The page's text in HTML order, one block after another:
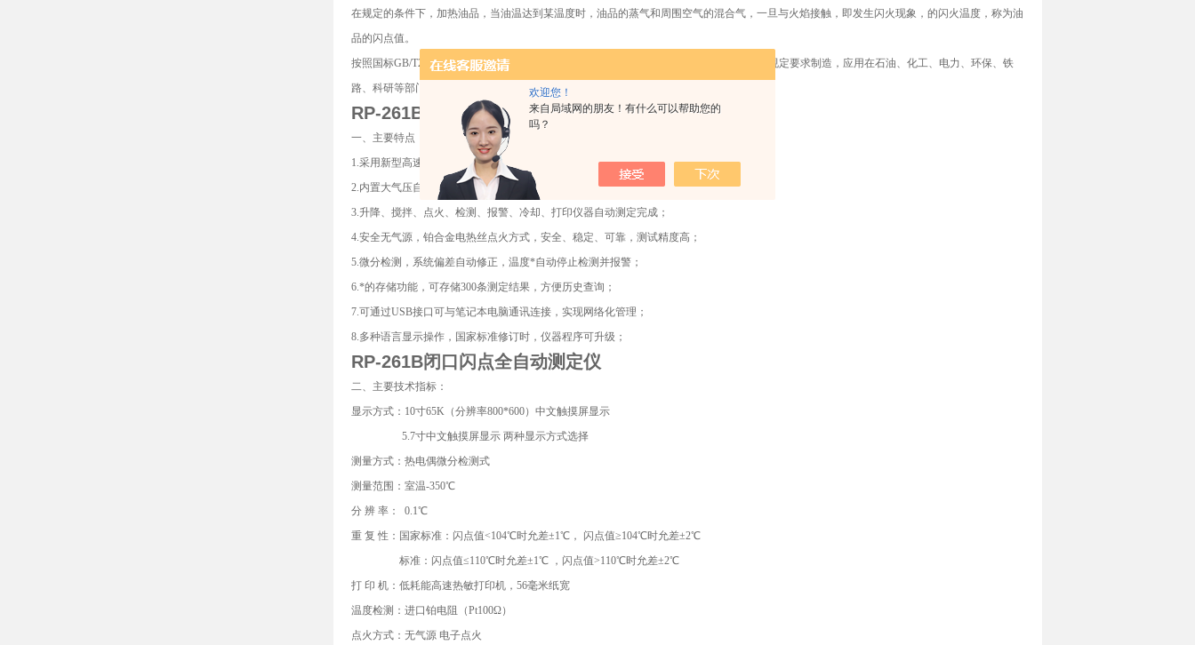
欢迎您！
来自局域网的朋友！有什么可以帮助您的
吗？
在规定的条件下，加热油品，当油温达到某温度时，油品的蒸气和周围空气的混合气，一旦与火焰接触，即发生闪火现象，的闪火温度，称为油
品的闪点值。
按照国标GB/T261-2008 《闪点的测定 宾斯基-马丁闭口杯法》、SH/T0315、ISO2719-88的规定要求制造，应用在石油、化工、电力、环保、铁
路、科研等部门，是进行闭口闪点测试的理想仪器。
RP-261B 闭口闪点全自动测定仪
一、主要特点：
1.采用新型高速信号处理器控制，自适应PID控制算法，自动按标准要求调节升温曲线；
2.内置大气压自动检测芯片，大气压自动测量、自动校正并自动修正闪点值；
3.升降、搅拌、点火、检测、报警、冷却、打印仪器自动测定完成；
4.安全无气源，铂合金电热丝点火方式，安全、稳定、可靠，测试精度高；
5.微分检测，系统偏差自动修正，温度*自动停止检测并报警；
6.*的存储功能，可存储300条测定结果，方便历史查询；
7.可通过USB接口可与笔记本电脑通讯连接，实现网络化管理；
8.多种语言显示操作，国家标准修订时，仪器程序可升级；
RP-261B闭口闪点全自动测定仪
二、主要技术指标 ：
显示方式：10寸65K（分辨率800*600）中文触摸屏显示
5.7寸中文触摸屏显示 两种显示方式选择
测量方式：热电偶微分检测式
测量范围：室温-350℃
分 辨 率： 0.1℃
重 复 性：国家标准：闪点值<104℃时允差±1℃， 闪点值≥104℃时允差±2℃
标准：闪点值≤110℃时允差±1℃ ，闪点值>110℃时允差±2℃
打 印 机：低耗能高速热敏打印机，56毫米纸宽
温度检测：进口铂电阻（Pt100Ω）
点火方式：无气源 电子点火